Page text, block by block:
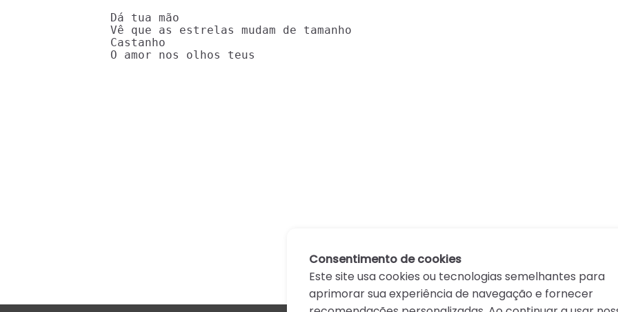
Dá tua mão
Vê que as estrelas mudam de tamanho
Castanho
O amor nos olhos teus
Consentimento de cookies
Este site usa cookies ou tecnologias semelhantes para
aprimorar sua experiência de navegação e fornecer